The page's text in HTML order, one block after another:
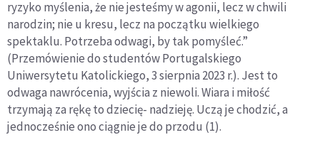
ryzyko myślenia, że nie jesteśmy w agonii, lecz w chwili
narodzin; nie u kresu, lecz na początku wielkiego
spektaklu. Potrzeba odwagi, by tak pomyśleć.”
(Przemówienie do studentów Portugalskiego
Uniwersytetu Katolickiego, 3 sierpnia 2023 r.). Jest to
odwaga nawrócenia, wyjścia z niewoli. Wiara i miłość
trzymają za rękę to dziecię- nadzieję. Uczą je chodzić, a
jednocześnie ono ciągnie je do przodu (1).